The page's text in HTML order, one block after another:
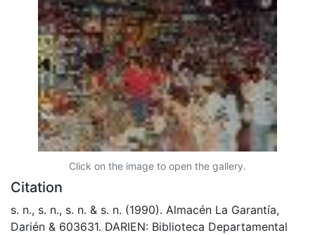
Click on the image to open the gallery.
Citation
s. n., s. n., s. n. & s. n. (1990). Almacén La Garantía,
Darién & 603631. DARIEN: Biblioteca Departamental